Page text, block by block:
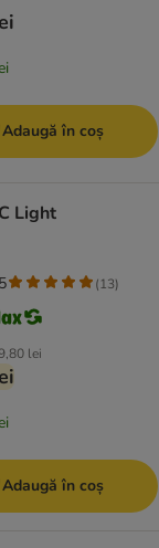
Adaugă în coș
Light
lei
(13)
Adaugă în coș